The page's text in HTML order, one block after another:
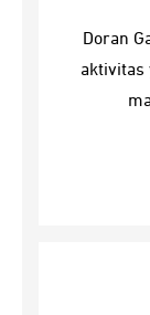
Doran
aktivitas